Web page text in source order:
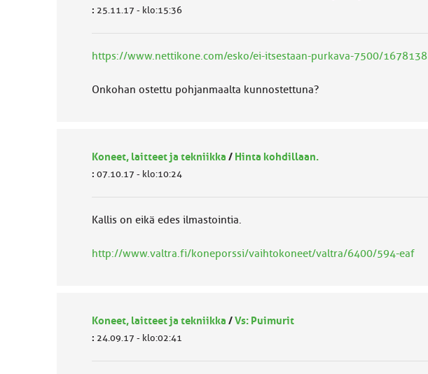
: 25.11.17 - klo:15:36
https://www.nettikone.com/esko/ei-itsestaan-purkava-7500/1678138
Onkohan ostettu pohjanmaalta kunnostettuna?
Koneet, laitteet ja tekniikka / Hinta kohdillaan.
: 07.10.17 - klo:10:24
Kallis on eikä edes ilmastointia.
http://www.valtra.fi/koneporssi/vaihtokoneet/valtra/6400/594-eaf
Koneet, laitteet ja tekniikka /Vs: Puimurit
: 24.09.17 - klo:02:41